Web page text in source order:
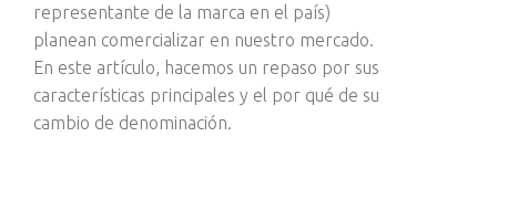
representante de la marca en el país)
planean comercializar en nuestro mercado.
En este artículo, hacemos un repaso por sus
características principales y el por qué de su
cambio de denominación.